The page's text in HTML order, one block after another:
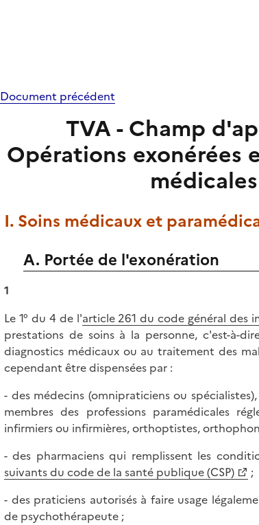
Document précédent
TVA - Champ
Opérations exonérées
I. Soins médicaux et
A. Portée de l'exonération
1
Le 1° du 4 de l'article 261 du code général des
prestations de soins à la personne, c'est-à-
diagnostics médicaux ou au traitement des
cependant être dispensées par :
- des médecins (omnipraticiens ou
membres des professions paramédicales
infirmiers ou infirmières, orthoptistes,
- des pharmaciens qui remplissent les
suivants du code de la santé publique (CSP)
;
- des praticiens autorisés à faire usage
de psychothérapeute ;